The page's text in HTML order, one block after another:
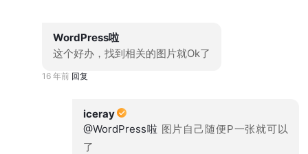
WordPress啦
这个好办，找到相关的图片就Ok了
16 年前 回复
iceray
@WordPress啦 图片自己随便P一张就可以
了